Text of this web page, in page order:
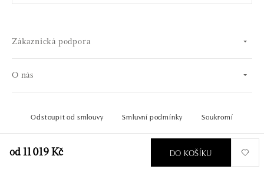
Zákaznická podpora
O nás
© 2026 OLA online s.r.o.. Všechna práva vyhrazena.
Odstoupit od smlouvy Smluvní podmínky Soukromí